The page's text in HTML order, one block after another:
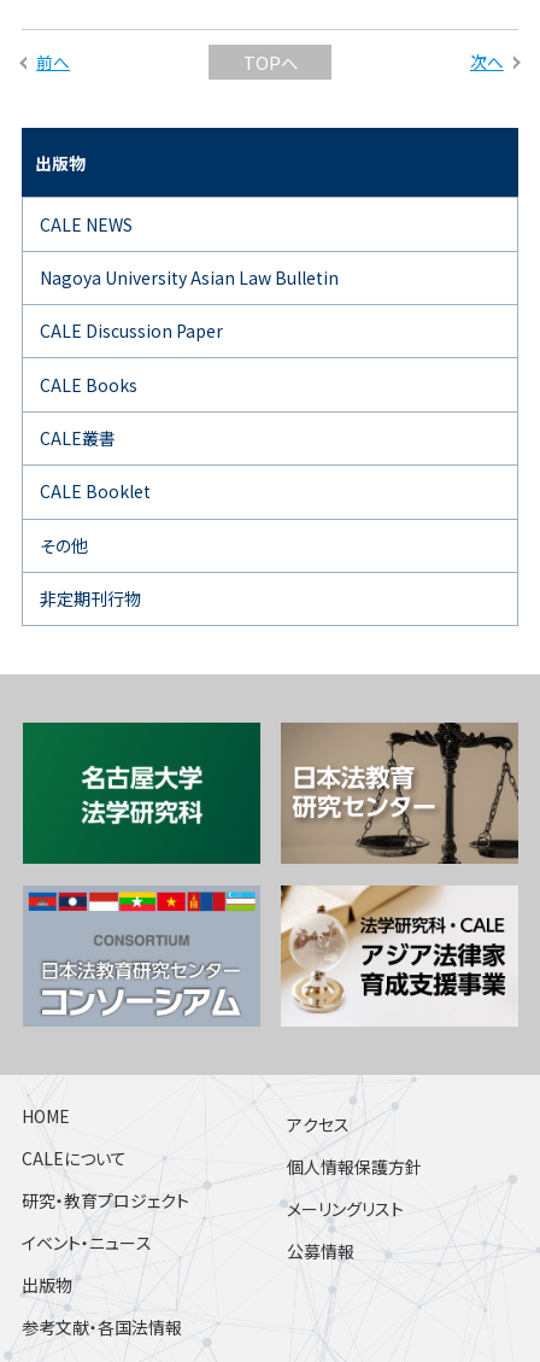
前へ TOPへ 次へ
出版物
CALE NEWS
Nagoya University Asian Law Bulletin
CALE Discussion Paper
CALE Books
CALE叢書
CALE Booklet
その他
非定期刊行物
HOME
CALEについて
研究・教育プロジェクト
イベント・ニュース
出版物
参考文献・各国法情報
アクセス
個人情報保護方針
メーリングリスト
公募情報